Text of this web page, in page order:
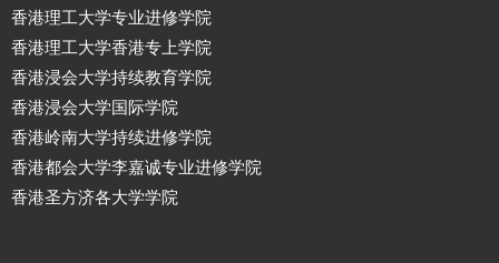
香港理工大学专业进修学院
香港理工大学香港专上学院
香港浸会大学持续教育学院
香港浸会大学国际学院
香港岭南大学持续进修学院
香港都会大学李嘉诚专业进修学院
香港圣方济各大学学院